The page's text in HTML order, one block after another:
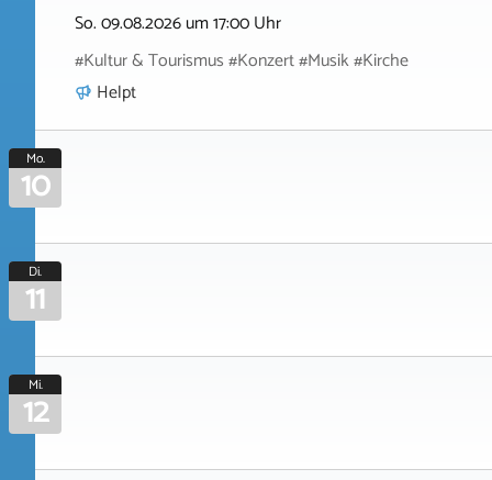
So. 09.08.2026 um 17:00 Uhr
#Kultur & Tourismus #Konzert #Musik #Kirche
Helpt
Mo.
10
Di.
11
Mi.
12